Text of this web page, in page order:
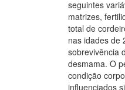
seguintes
matrizes,
total de
nas idades de
sobrevivência
desmama. O
condição
influenciados